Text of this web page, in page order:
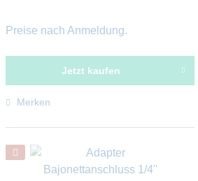
Preise nach Anmeldung.
Jetzt kaufen
Merken